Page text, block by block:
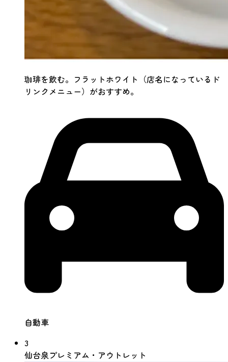
珈琲を飲む。フラットホワイト（店名になっているド
リンクメニュー）がおすすめ。
自動車
3
仙台泉プレミアム・アウトレット